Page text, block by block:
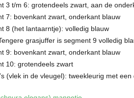
3 t/m 6: grotendeels zwart, aan de
7: bovenkant zwart, onderkant blauw
8 (het lantaarntje): volledig blauw
grasjuffer is segment 9 volledig
9: bovenkant zwart, onderkant blauw
10: grotendeels zwart
(vlek in de vleugel): tweekleurig met